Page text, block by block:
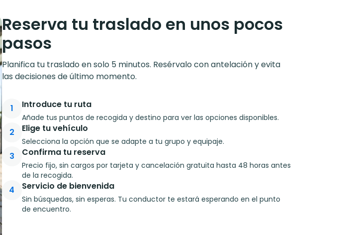
Reserva tu traslado en unos pocos
pasos
Planifica tu traslado en solo 5 minutos. Resérvalo con antelación y evita
las decisiones de último momento.
1 Introduce tu ruta
Añade tus puntos de recogida y destino para ver las opciones disponibles.
2 Elige tu vehículo
Selecciona la opción que se adapte a tu grupo y equipaje.
3 Confirma tu reserva
Precio fijo, sin cargos por tarjeta y cancelación gratuita hasta 48 horas antes
de la recogida.
4 Servicio de bienvenida
Sin búsquedas, sin esperas. Tu conductor te estará esperando en el punto
de encuentro.